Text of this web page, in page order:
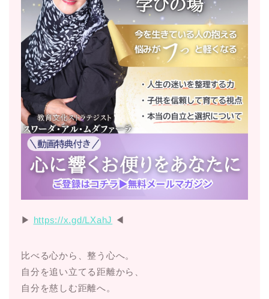
▶︎ https://x.gd/LXahJ ◀︎
比べる心から、整う心へ。
自分を追い立てる距離から、
自分を慈しむ距離へ。